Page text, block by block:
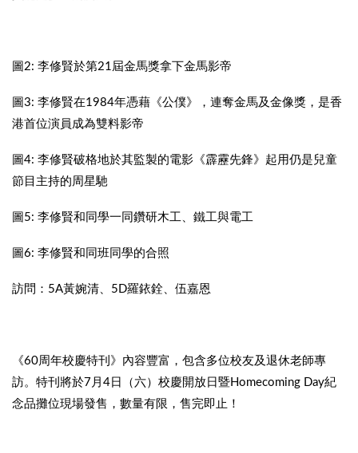
圖2: 李修賢於第21屆金馬獎拿下金馬影帝
圖3: 李修賢在1984年憑藉《公僕》，連奪金馬及金像獎，是香
港首位演員成為雙料影帝
圖4: 李修賢破格地於其監製的電影《霹靂先鋒》起用仍是兒童
節目主持的周星馳
圖5: 李修賢和同學一同鑽研木工、鐵工與電工
圖6: 李修賢和同班同學的合照
訪問：5A黃婉清、5D羅銥銓、伍嘉恩
《60周年校慶特刊》內容豐富，包含多位校友及退休老師專
訪。特刊將於7月4日（六）校慶開放日暨Homecoming Day紀
念品攤位現場發售，數量有限，售完即止！